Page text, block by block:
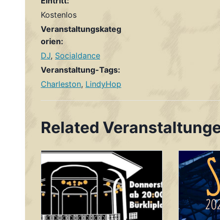
Kostenlos
Veranstaltungskateg
orien:
DJ, Socialdance
Veranstaltung-Tags:
Charleston, LindyHop
Related